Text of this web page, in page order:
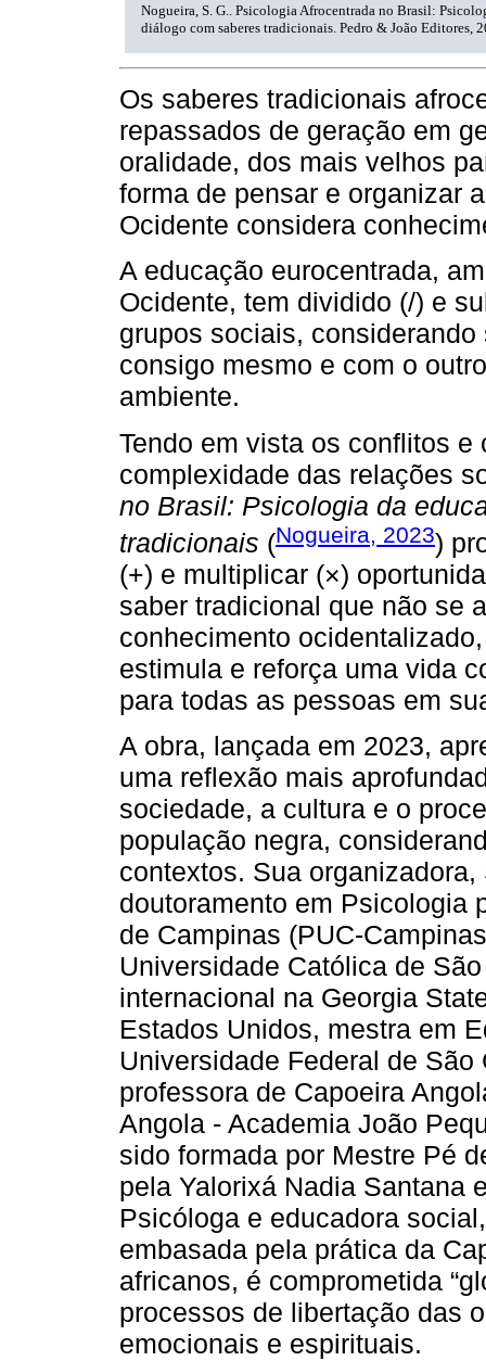
Nogueira, S. G.. Psicologia Afrocentrada no Brasil:
diálogo com saberes tradicionais. Pedro & João Editores,
Os saberes tradicionais
repassados de geração em
oralidade, dos mais velhos
forma de pensar e organizar
Ocidente considera
A educação eurocentrada,
Ocidente, tem dividido (/) e
grupos sociais,
consigo mesmo e com o
ambiente.
Tendo em vista os conflitos
complexidade das relações
no Brasil: Psicologia da
tradicionais (Nogueira, 2023)
(+) e multiplicar (×)
saber tradicional que não se
conhecimento
estimula e reforça uma vida
para todas as pessoas em
A obra, lançada em 2023,
uma reflexão mais
sociedade, a cultura e o
população negra,
contextos. Sua
doutoramento em Psicologia
de Campinas (PUC-
Universidade Católica de
internacional na Georgia
Estados Unidos, mestra em
Universidade Federal de
professora de Capoeira
Angola - Academia João
sido formada por Mestre Pé
pela Yalorixá Nadia Santana
Psicóloga e educadora
embasada pela prática da
africanos, é comprometida
processos de libertação das
emocionais e espirituais.